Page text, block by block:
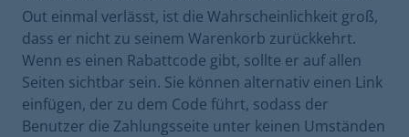
Out einmal verlässt, ist die Wahrscheinlichkeit groß,
dass er nicht zu seinem Warenkorb zurückkehrt.
Wenn es einen Rabattcode gibt, sollte er auf allen
Seiten sichtbar sein. Sie können alternativ einen Link
einfügen, der zu dem Code führt, sodass der
Benutzer die Zahlungsseite unter keinen Umständen